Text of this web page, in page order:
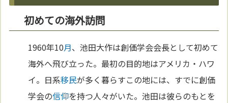
初めての海外訪問
1960年10月、池田大作は創価学会会長として初めて
海外へ飛び立った。最初の目的地はアメリカ・ハワ
イ。日系移民が多く暮らすこの地には、すでに創価
学会の信仰を持つ人々がいた。池田は彼らのもとを